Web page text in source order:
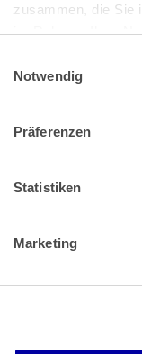
zusammen, die Sie
im Rahmen Ihrer
Impressum
Notwendig
Präferenzen
Statistiken
Marketing
Impressum|
Muster
Barrierefreiheit